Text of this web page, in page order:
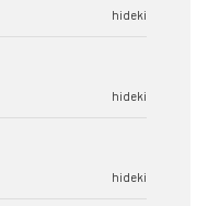
hideki
hideki
hideki